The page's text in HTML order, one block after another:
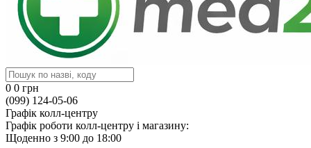
0 0 грн
(099) 124-05-06
Графік колл-центру
Графік роботи колл-центру і магазину:
Щоденно з 9:00 до 18:00